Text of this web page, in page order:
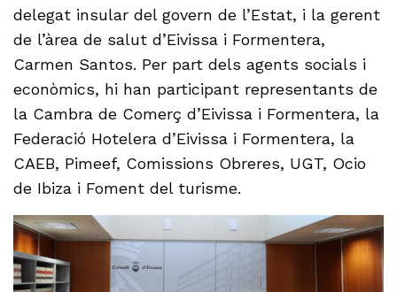
delegat insular del govern de l’Estat, i la gerent
de l’àrea de salut d’Eivissa i Formentera,
Carmen Santos. Per part dels agents socials i
econòmics, hi han participant representants de
la Cambra de Comerç d’Eivissa i Formentera, la
Federació Hotelera d’Eivissa i Formentera, la
CAEB, Pimeef, Comissions Obreres, UGT, Ocio
de Ibiza i Foment del turisme.